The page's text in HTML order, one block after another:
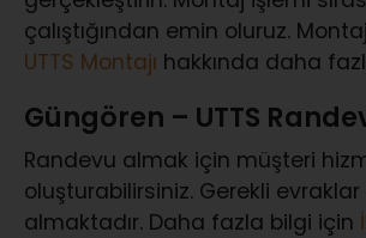
çalıştığından emin oluruz.
UTTS Montajı hakkında daha
Güngören – UTTS
Randevu almak için müşteri
oluşturabilirsiniz. Gerekli
almaktadır. Daha fazla bilgi için